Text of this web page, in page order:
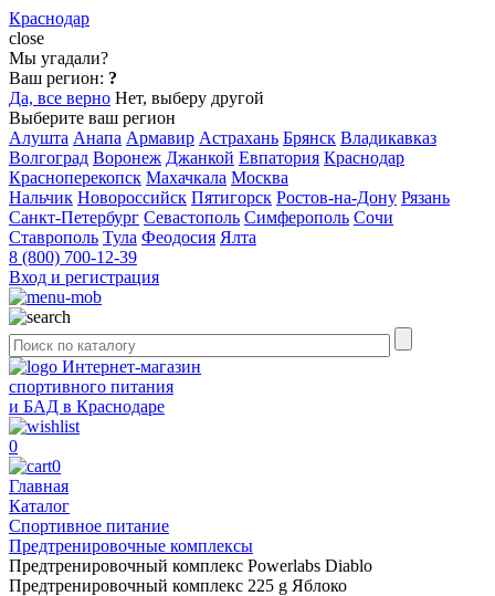
Краснодар
close
Мы угадали?
Ваш регион: ?
Да, все верно Нет, выберу другой
Выберите ваш регион
Алушта Анапа Армавир Астрахань Брянск Владикавказ
Волгоград Воронеж Джанкой Евпатория Краснодар
Красноперекопск Махачкала Москва
Нальчик Новороссийск Пятигорск Ростов-на-Дону Рязань
Санкт-Петербург Севастополь Симферополь Сочи
Ставрополь Тула Феодосия Ялта
8 (800) 700-12-39
Вход и регистрация
Интернет-магазин
спортивного питания
и БАД в Краснодаре
0
0
Главная
Каталог
Спортивное питание
Предтренировочные комплексы
Предтренировочный комплекс Powerlabs Diablo
Предтренировочный комплекс 225 g Яблоко